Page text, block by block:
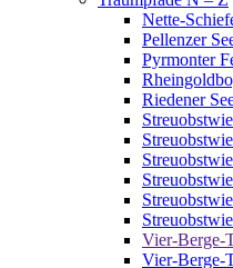
Nette-
Pellenzer
Pyrmonter
Riedener
Vier-Berge-
Vier-Berge-